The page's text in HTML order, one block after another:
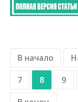
В начало
7
8 9